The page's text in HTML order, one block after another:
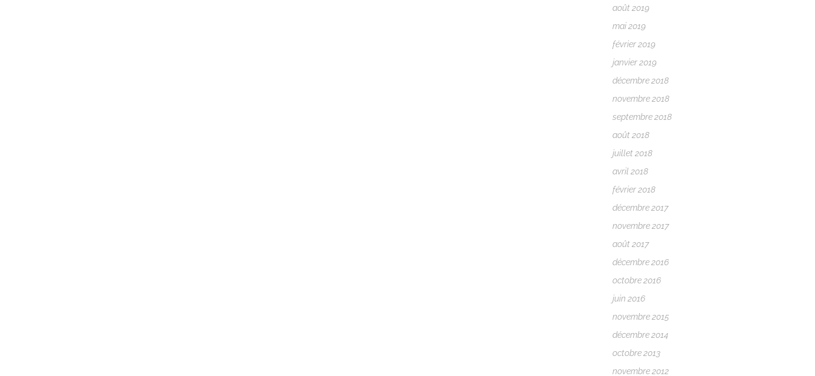
août 2019
mai 2019
février 2019
janvier 2019
décembre 2018
novembre 2018
septembre 2018
août 2018
juillet 2018
avril 2018
février 2018
décembre 2017
novembre 2017
août 2017
décembre 2016
octobre 2016
juin 2016
novembre 2015
décembre 2014
octobre 2013
novembre 2012